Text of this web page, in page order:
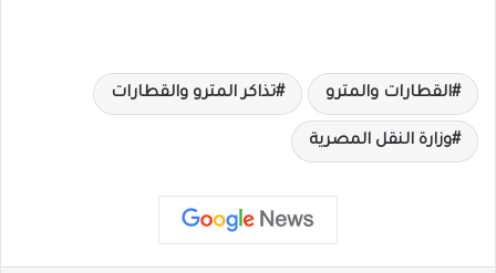
القطارات والمترو تذاكر المترو والقطارات
وزارة النقل المصرية